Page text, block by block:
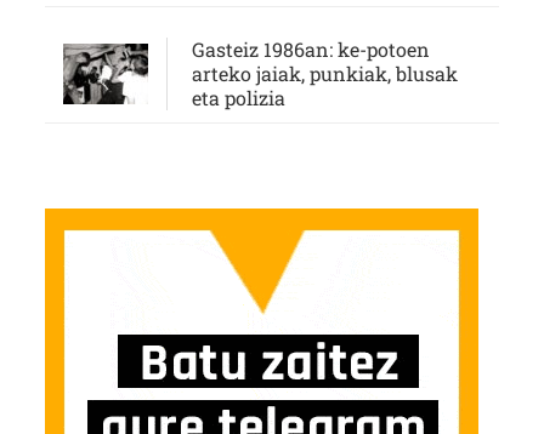
Gasteiz 1986an: ke-potoen
arteko jaiak, punkiak, blusak
eta polizia